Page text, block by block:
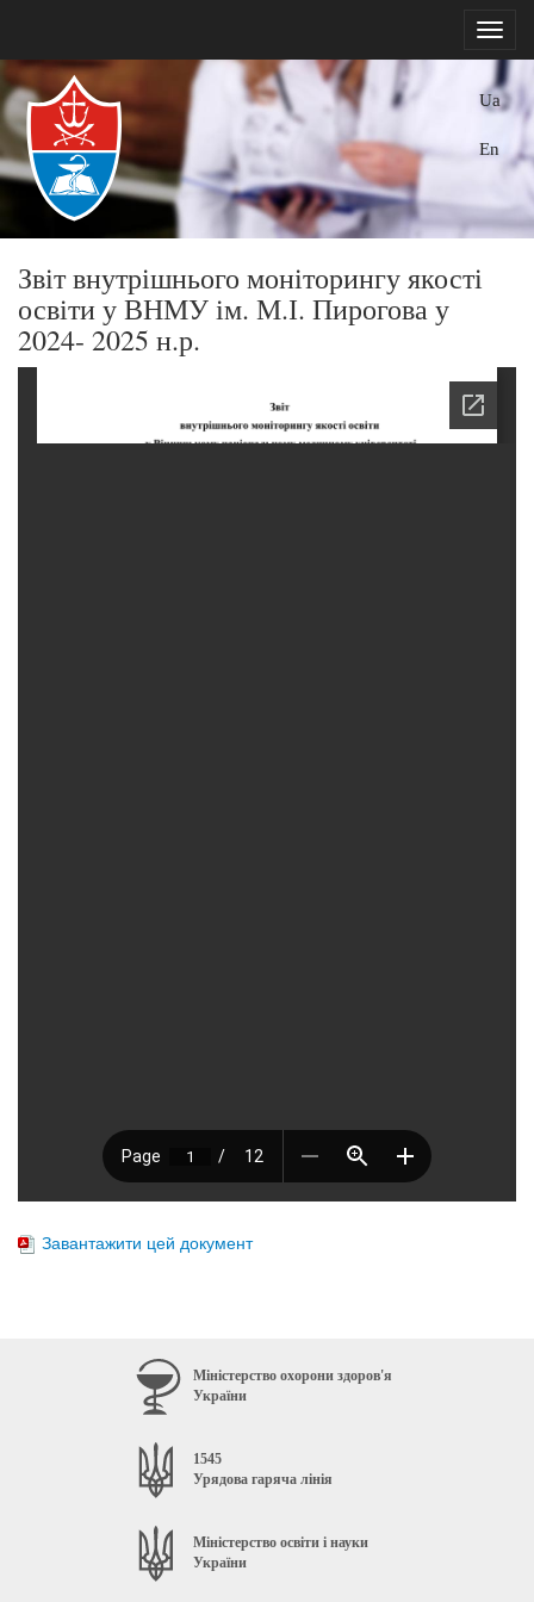
Ua
En
Звіт внутрішнього моніторингу якості
освіти у ВНМУ ім. М.І. Пирогова у
2024- 2025 н.р.
Завантажити цей документ
Міністерство охорони здоров'я
України
1545
Урядова гаряча лінія
Міністерство освіти і науки
України